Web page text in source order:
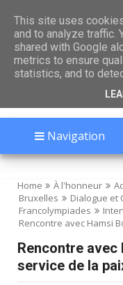
Navigation
Home À l'honneur
Bruxelles
Dialogue et
Francolympiades
Rencontre avec Hamsi
Rencontre avec
service de la
This site uses
and to analyze traffic.
shared with Google
metrics to ensure
statistics, and to